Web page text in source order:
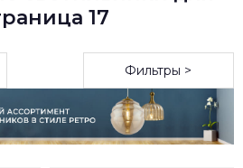
17
Фильтры >